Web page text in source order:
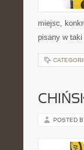
miejsc,
pisany w
POSTED